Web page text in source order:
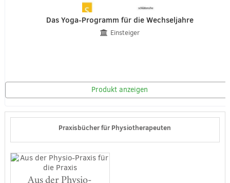
Das Yoga-Programm für die Wechseljahre
Einsteiger
Produkt anzeigen
Praxisbücher für Physiotherapeuten
Aus der Physio-